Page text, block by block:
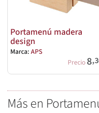
Portamenú madera
design
Marca: APS
Precio 8
Más en